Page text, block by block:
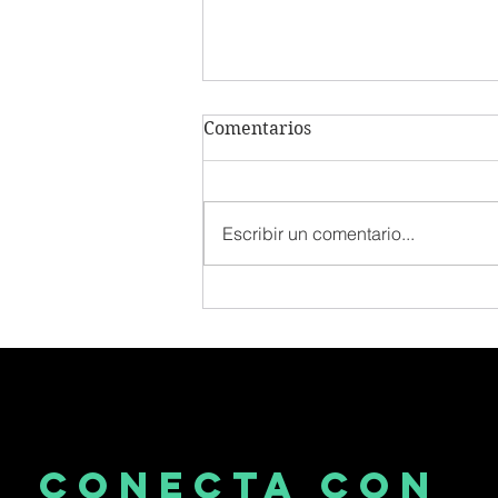
El Ecosistema
Comentarios
Escribir un comentario...
CONECTA CON